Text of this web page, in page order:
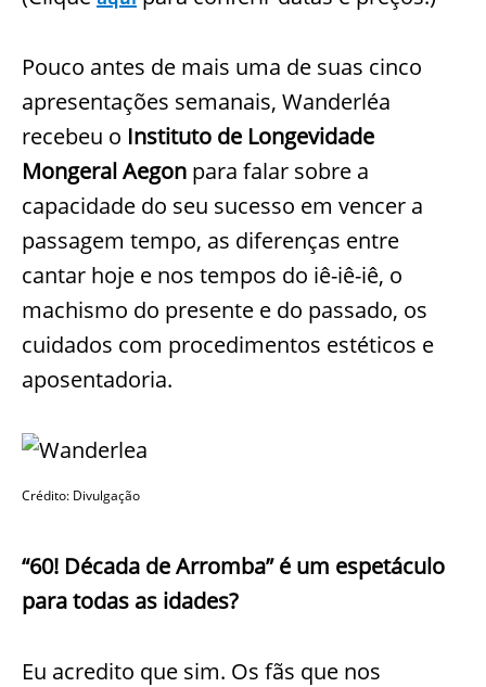
Pouco antes de mais uma de suas cinco
apresentações semanais, Wanderléa
recebeu o Instituto de Longevidade
Mongeral Aegon para falar sobre a
capacidade do seu sucesso em vencer a
passagem tempo, as diferenças entre
cantar hoje e nos tempos do iê-iê-iê, o
machismo do presente e do passado, os
cuidados com procedimentos estéticos e
aposentadoria.
Crédito: Divulgação
“60! Década de Arromba” é um espetáculo
para todas as idades?
Eu acredito que sim. Os fãs que nos